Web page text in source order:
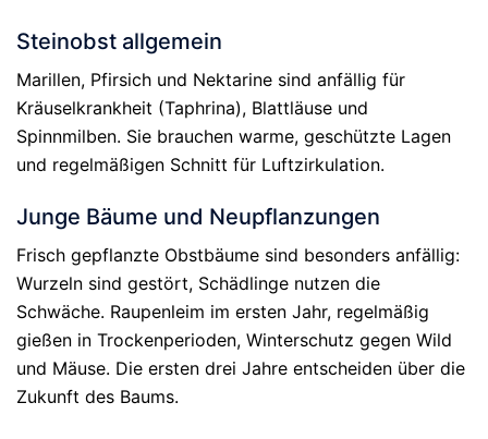
Steinobst allgemein
Marillen, Pfirsich und Nektarine sind anfällig für
Kräuselkrankheit (Taphrina), Blattläuse und
Spinnmilben. Sie brauchen warme, geschützte Lagen
und regelmäßigen Schnitt für Luftzirkulation.
Junge Bäume und Neupflanzungen
Frisch gepflanzte Obstbäume sind besonders anfällig:
Wurzeln sind gestört, Schädlinge nutzen die
Schwäche. Raupenleim im ersten Jahr, regelmäßig
gießen in Trockenperioden, Winterschutz gegen Wild
und Mäuse. Die ersten drei Jahre entscheiden über die
Zukunft des Baums.